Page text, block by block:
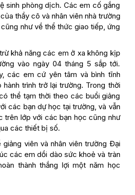
sinh phòng dịch. Các em cố gắng
thầy cô và nhân viên nhà trường
như về thể thức giao tiếp, ứng
khả năng các em ở xa không kịp
vào ngày 04 tháng 5 sắp tới.
các em cứ yên tâm và bình tĩnh
trình trở lại trường. Trong thời
thể tạm thời theo các buổi giảng
các bạn dự học tại trường, và vẫn
trên lớp với các bạn học cũng như
các thiết bị số.
viên và nhân viên trường Đại
các em dồi dào sức khoẻ và tràn
thành thắng lợi một năm học